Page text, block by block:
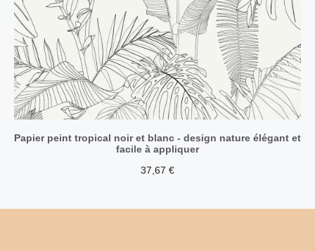
Papier peint tropical noir et blanc - design nature élégant et
facile à appliquer
37,67 €